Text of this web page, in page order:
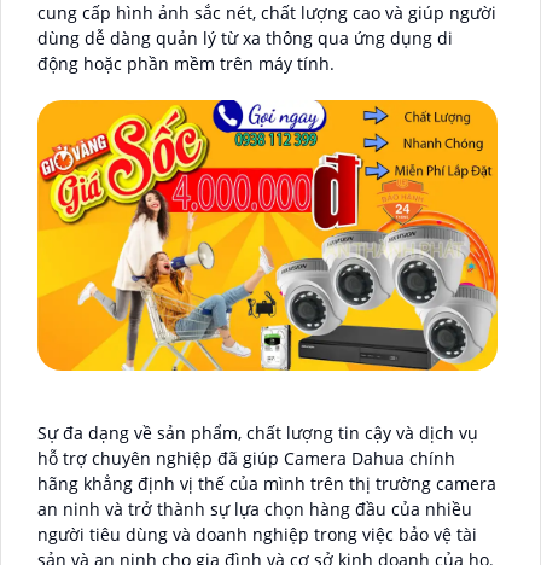
cung cấp hình ảnh sắc nét, chất lượng cao và giúp người
dùng dễ dàng quản lý từ xa thông qua ứng dụng di
động hoặc phần mềm trên máy tính.
Sự đa dạng về sản phẩm, chất lượng tin cậy và dịch vụ
hỗ trợ chuyên nghiệp đã giúp Camera Dahua chính
hãng khẳng định vị thế của mình trên thị trường camera
an ninh và trở thành sự lựa chọn hàng đầu của nhiều
người tiêu dùng và doanh nghiệp trong việc bảo vệ tài
sản và an ninh cho gia đình và cơ sở kinh doanh của họ.